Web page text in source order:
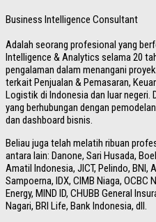
Business Intelligence Consultant
Adalah seorang profesional yang
Intelligence & Analytics selama 20
pengalaman dalam menangani
terkait Penjualan & Pemasaran,
Logistik di Indonesia dan luar negeri.
yang berhubungan dengan
dan dashboard bisnis.
Beliau juga telah melatih ribuan
antara lain: Danone, Sari Husada,
Amatil Indonesia, JICT, Pelindo, BNI,
Sampoerna, IDX, CIMB Niaga, OCBC
Energy, MIND ID, CHUBB General
Nagari, BRI Life, Bank Indonesia, dll.